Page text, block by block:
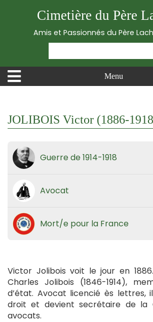
Cimetière du Père
Amis et Passionnés du Père
Menu
JOLIBOIS Victor (1886-
Guerre de 1914-1918
Avocat
Mort/e pour la France
Victor Jolibois voit le jour en
Charles Jolibois (1846-1914),
d’état. Avocat licencié ès lettres,
droit et devient secrétaire de la
avocats.